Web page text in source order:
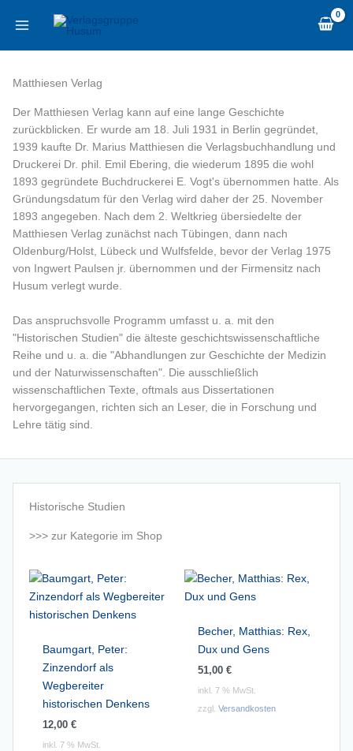
Inhalt
Matthiesen Verlag
Der Matthiesen Verlag kann auf eine lange Geschichte
zurückblicken. Er wurde am 18. Juli 1931 in Berlin gegründet,
1939 kaufte Dr. Marius Matthiesen die Verlagsbuchhandlung und
Druckerei Dr. phil. Emil Ebering, die wiederum 1895 die wohl
1893 gegründete Buchdruckerei E. Vogt's übernommen hatte. Als
Gründungsdatum für den Verlag wird daher der 25. November
1893 angegeben. Nach dem 2. Weltkrieg übersiedelte der
Matthiesen Verlag zunächst nach Tübingen, dann nach
Oldenburg/Holst, Lübeck und Wulfsfelde, bevor der Verlag 1975
von Ingwert Paulsen jr. übernommen und der Firmensitz nach
Husum verlegt wurde.
Das anspruchsvolle Programm umfasst u. a. mit den
"Historischen Studien" die älteste geschichtswissenschaftliche
Reihe und u. a. die "Abhandlungen zur Geschichte der Medizin
und der Naturwissenschaften". Die ausschließlich
wissenschaftlichen Texte, oftmals aus Dissertationen
hervorgegangen, richten sich an Leser, die in Forschung und
Lehre tätig sind.
Historische Studien
>>> zur Kategorie im Shop
Baumgart, Peter:
Zinzendorf als
Wegbereiter
historischen Denkens
12,00 €
inkl. 7 % MwSt.
Becher, Matthias: Rex,
Dux und Gens
51,00 €
inkl. 7 % MwSt.
zzgl. Versandkosten